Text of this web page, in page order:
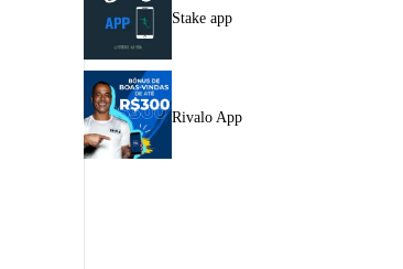
Stake app
Rivalo App